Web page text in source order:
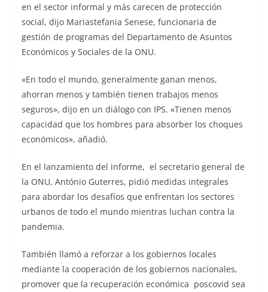
en el sector informal y más carecen de protección
social, dijo Mariastefania Senese, funcionaria de
gestión de programas del Departamento de Asuntos
Económicos y Sociales de la ONU.
«En todo el mundo, generalmente ganan menos,
ahorran menos y también tienen trabajos menos
seguros», dijo en un diálogo con IPS. «Tienen menos
capacidad que los hombres para absorber los choques
económicos», añadió.
En el lanzamiento del informe, el secretario general de
la ONU, António Guterres, pidió medidas integrales
para abordar los desafíos que enfrentan los sectores
urbanos de todo el mundo mientras luchan contra la
pandemia.
También llamó a reforzar a los gobiernos locales
mediante la cooperación de los gobiernos nacionales,
promover que la recuperación económica poscovid sea